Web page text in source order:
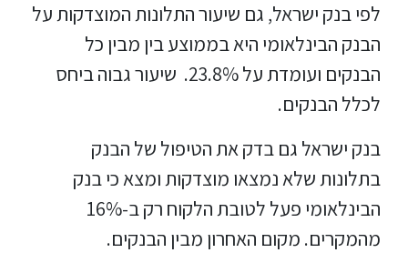
לפי בנק ישראל, גם שיעור התלונות המוצדקות על
הבנק הבינלאומי היא בממוצע בין מבין כל
הבנקים ועומדת על 23.8%. שיעור גבוה ביחס
לכלל הבנקים.
בנק ישראל גם בדק את הטיפול של הבנק
בתלונות שלא נמצאו מוצדקות ומצא כי בנק
הבינלאומי פעל לטובת הלקוח רק ב-16%
מהמקרים. מקום האחרון מבין הבנקים.